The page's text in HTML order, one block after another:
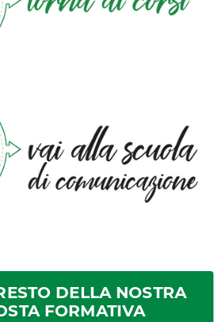
DELLA NOSTRA
FORMATIVA